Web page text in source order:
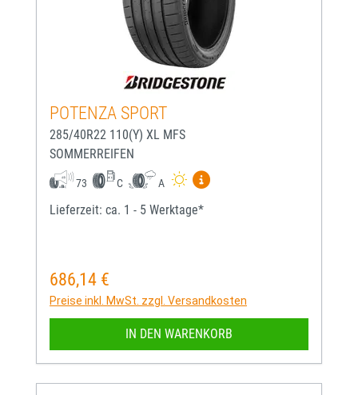
POTENZA SPORT
285/40R22 110(Y) XL MFS
SOMMERREIFEN
73 C A
Mehr Informationen zum
Lieferzeit: ca. 1 - 5 Werktage*
Regulärer Preis:
686,14 €
Preise inkl. MwSt. zzgl. Versandkosten
IN DEN WARENKORB